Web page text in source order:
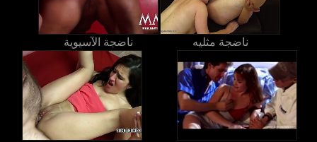
ناضجة الآسيوية ناضجة مثليه